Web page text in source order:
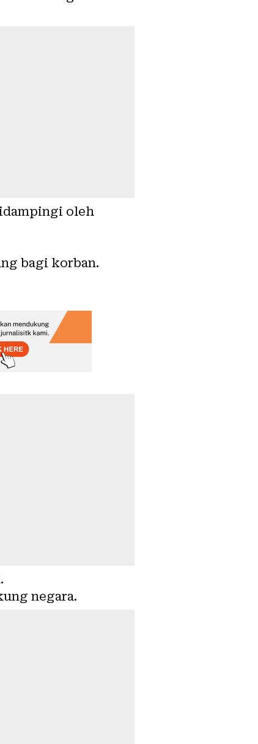
oleh
bagi korban.
negara.